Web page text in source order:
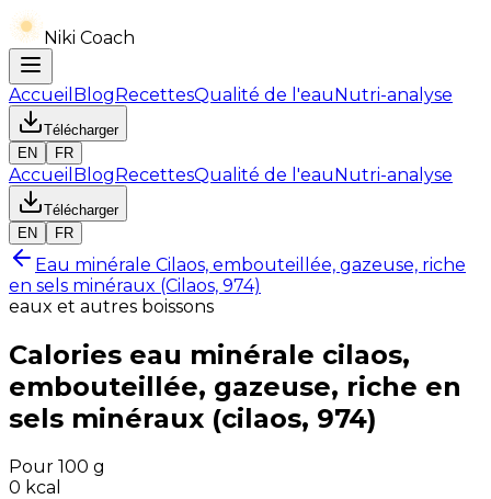
Niki Coach
Accueil BlogRecettesQualité de l'eauNutri-analyse
Télécharger
EN
FR
Accueil BlogRecettesQualité de l'eauNutri-analyse
Télécharger
EN
FR
Eau minérale Cilaos, embouteillée, gazeuse, riche
en sels minéraux (Cilaos, 974)
eaux et autres boissons
Calories eau minérale cilaos,
embouteillée, gazeuse, riche en
sels minéraux (cilaos, 974)
Pour 100 g
0 kcal